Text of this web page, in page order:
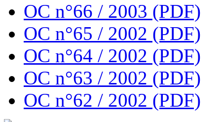
OC n°66 / 2003 (PDF)
OC n°65 / 2002 (PDF)
OC n°64 / 2002 (PDF)
OC n°63 / 2002 (PDF)
OC n°62 / 2002 (PDF)